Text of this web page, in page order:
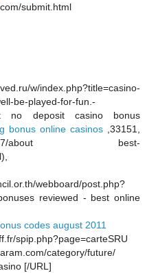
submit.html
w/index.php?title=casino-
be-played-for-fun.-
no deposit casino bonus
bonus online casinos,33151,
about best-
webboard/post.php?
reviewed - best online
codes august 2011
spip.php?page=carteSRU
category/future/
[/URL]